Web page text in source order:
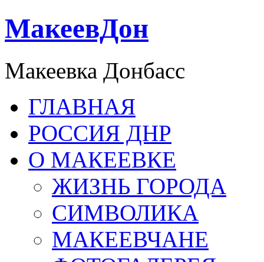
МакеевДон
Макеевка Донбасс
ГЛАВНАЯ
РОССИЯ ДНР
О МАКЕЕВКЕ
ЖИЗНЬ ГОРОДА
СИМВОЛИКА
МАКЕЕВЧАНЕ